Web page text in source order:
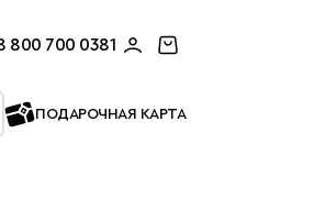
800 700 0381
ПОДАРОЧНАЯ КАРТА